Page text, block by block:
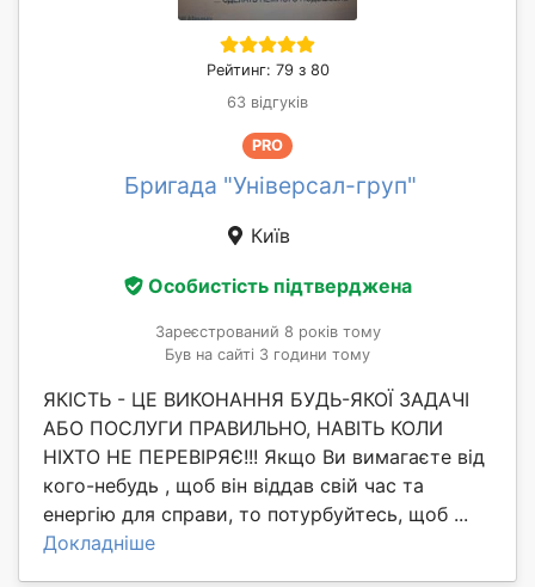
Рейтинг: 79 з 80
63 відгуків
PRO
Бригада "Універсал-груп"
Київ
Особистість підтверджена
Зареєстрований 8 років тому
Був на сайті 3 години тому
ЯКІСТЬ - ЦЕ ВИКОНАННЯ БУДЬ-ЯКОЇ ЗАДАЧІ
АБО ПОСЛУГИ ПРАВИЛЬНО, НАВІТЬ КОЛИ
НІХТО НЕ ПЕРЕВІРЯЄ!!! Якщо Ви вимагаєте від
кого-небудь , щоб він віддав свій час та
енергію для справи, то потурбуйтесь, щоб ...
Докладніше